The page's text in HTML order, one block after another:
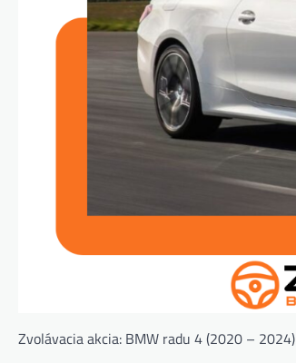
Zvolávacia akcia: BMW radu 4 (2020 – 2024)